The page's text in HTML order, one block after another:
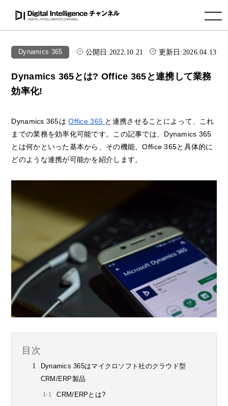
toggle navigation
Dynamics 365 公開日:2022.10.21 更新日:2026.04.13
Dynamics 365とは? Office 365と連携して業務
効率化!
Dynamics 365はOffice 365 と連携させることによって、これ
までの業務を効率化可能です。この記事では、Dynamics 365
とは何かといった基本から、その機能、Office 365と具体的に
どのような連携が可能かを紹介します。
目次
Dynamics 365はマイクロソフト社のクラウド型
CRM/ERP製品
CRM/ERPとは?